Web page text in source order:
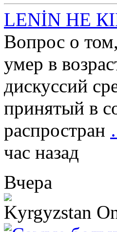
LENİN НЕ
Вопрос о
умер в
дискуссий
принятый в
распростран
час назад
Вчера
Kyrgyzstan